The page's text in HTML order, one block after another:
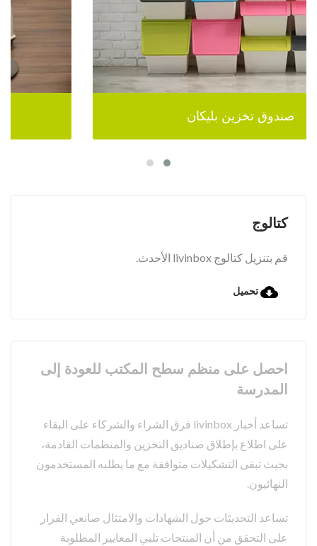
صندوق تخزين بليكان
كتالوج
قم بتنزيل كتالوج livinbox الأحدث.
تحميل
احصل على منظم سطح المكتب للعودة إلى
المدرسة
تساعد أخبار livinbox فرق الشراء والشركاء على البقاء
على اطلاع بإطلاق صناديق التخزين والمنظمات القادمة،
بحيث تبقى التشكيلات متوافقة مع ما يطلبه المستخدمون
النهائيون.
تساعد التحديثات حول الشهادات والامتثال صانعي القرار
على التحقق من أن المنتجات تلبي المعايير المطلوبة